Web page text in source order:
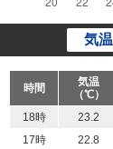
気温
時間
気温
（℃）
18時
23.2
17時
22.8